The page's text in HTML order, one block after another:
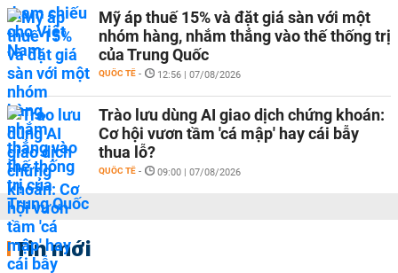
Mỹ áp thuế 15% và đặt giá sàn với một
nhóm hàng, nhắm thẳng vào thế thống trị
của Trung Quốc
QUỐC TẾ - 12:56 | 07/08/2026
Trào lưu dùng AI giao dịch chứng khoán:
Cơ hội vươn tầm 'cá mập' hay cái bẫy
thua lỗ?
QUỐC TẾ - 09:00 | 07/08/2026
Tin mới